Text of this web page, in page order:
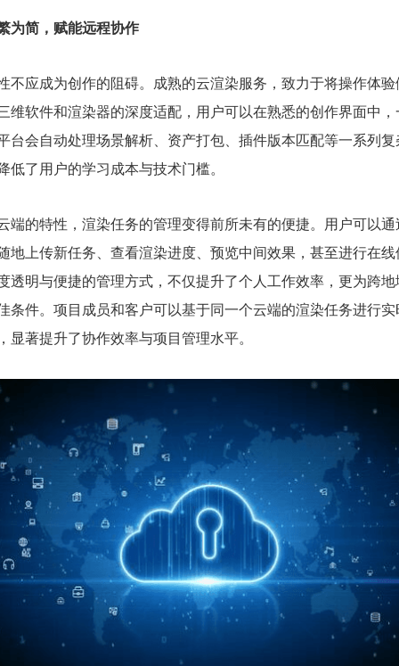
为简，赋能远程协作
不应成为创作的阻碍。成熟的云渲染服务，致力于将操作体
维软件和渲染器的深度适配，用户可以在熟悉的创作界面中
台会自动处理场景解析、资产打包、插件版本匹配等一系列
低了用户的学习成本与技术门槛。
端的特性，渲染任务的管理变得前所未有的便捷。用户可以
地上传新任务、查看渲染进度、预览中间效果，甚至进行在
透明与便捷的管理方式，不仅提升了个人工作效率，更为跨
条件。项目成员和客户可以基于同一个云端的渲染任务进行
显著提升了协作效率与项目管理水平。